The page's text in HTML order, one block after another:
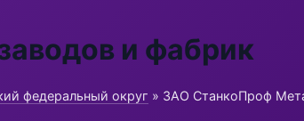
и фабрик
федеральный округ » ЗАО СтанкоПроф